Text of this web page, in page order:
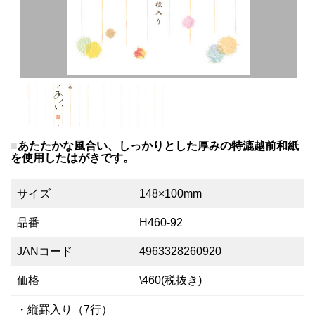
あたたかな風合い、しっかりとした厚みの特漉越前和紙
を使用したはがきです。
サイズ 148×100mm
品番 H460-92
JANコード 4963328260920
価格 \460(税抜き)
・縦罫入り（7行）